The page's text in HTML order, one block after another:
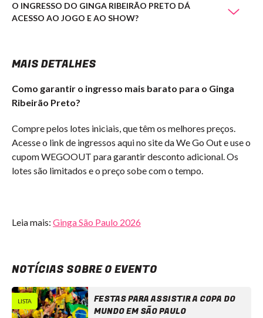
O INGRESSO DO GINGA RIBEIRÃO PRETO DÁ
ACESSO AO JOGO E AO SHOW?
MAIS DETALHES
Como garantir o ingresso mais barato para o Ginga
Ribeirão Preto?
Compre pelos lotes iniciais, que têm os melhores preços.
Acesse o link de ingressos aqui no site da We Go Out e use o
cupom WEGOOUT para garantir desconto adicional. Os
lotes são limitados e o preço sobe com o tempo.
Leia mais: Ginga São Paulo 2026
NOTÍCIAS SOBRE O EVENTO
LISTA
FESTAS PARA ASSISTIR A COPA DO
MUNDO EM SÃO PAULO